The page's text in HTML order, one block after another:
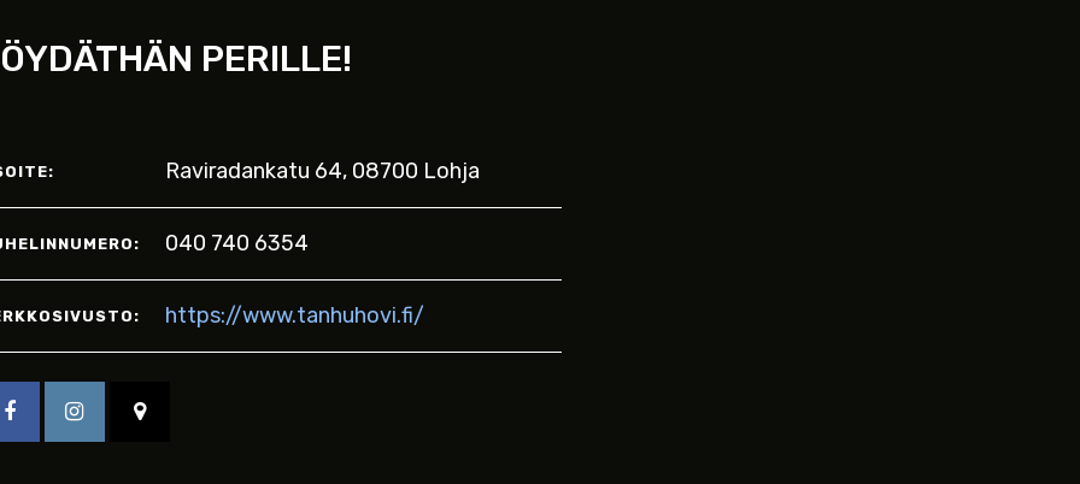
PERILLE!
Raviradankatu 64, 08700 Lohja
040 740 6354
https://www.tanhuhovi.fi/